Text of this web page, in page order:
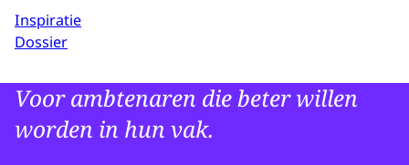
Inspiratie
Dossier
Voor ambtenaren die beter willen
worden in hun vak.